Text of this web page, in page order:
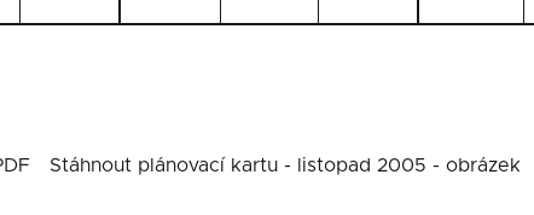
Stáhnout plánovací kartu - listopad 2005 - obrázek